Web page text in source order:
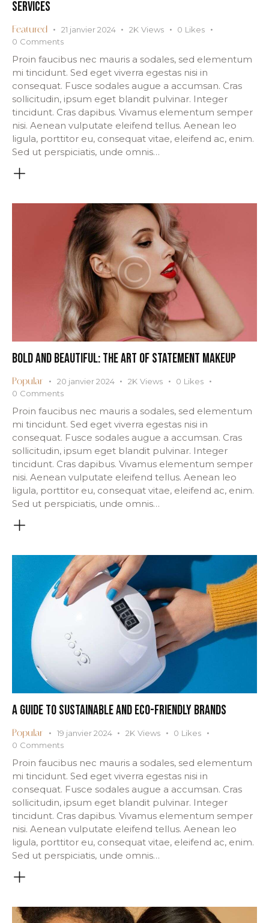
SERVICES
Featured 21 janvier 2024 2K Views 0 Likes
0 Comments
Proin faucibus nec mauris a sodales, sed elementum
mi tincidunt. Sed eget viverra egestas nisi in
consequat. Fusce sodales augue a accumsan. Cras
sollicitudin, ipsum eget blandit pulvinar. Integer
tincidunt. Cras dapibus. Vivamus elementum semper
nisi. Aenean vulputate eleifend tellus. Aenean leo
ligula, porttitor eu, consequat vitae, eleifend ac, enim.
Sed ut perspiciatis, unde omnis…
BOLD AND BEAUTIFUL: THE ART OF STATEMENT MAKEUP
Popular 20 janvier 2024 2K Views 0 Likes
0 Comments
Proin faucibus nec mauris a sodales, sed elementum
mi tincidunt. Sed eget viverra egestas nisi in
consequat. Fusce sodales augue a accumsan. Cras
sollicitudin, ipsum eget blandit pulvinar. Integer
tincidunt. Cras dapibus. Vivamus elementum semper
nisi. Aenean vulputate eleifend tellus. Aenean leo
ligula, porttitor eu, consequat vitae, eleifend ac, enim.
Sed ut perspiciatis, unde omnis…
A GUIDE TO SUSTAINABLE AND ECO-FRIENDLY BRANDS
Popular 19 janvier 2024 2K Views 0 Likes
0 Comments
Proin faucibus nec mauris a sodales, sed elementum
mi tincidunt. Sed eget viverra egestas nisi in
consequat. Fusce sodales augue a accumsan. Cras
sollicitudin, ipsum eget blandit pulvinar. Integer
tincidunt. Cras dapibus. Vivamus elementum semper
nisi. Aenean vulputate eleifend tellus. Aenean leo
ligula, porttitor eu, consequat vitae, eleifend ac, enim.
Sed ut perspiciatis, unde omnis…